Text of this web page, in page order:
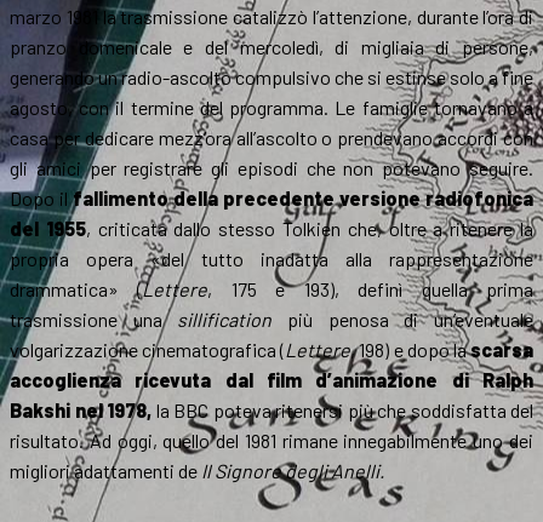
marzo 1981 la trasmissione catalizzò l’attenzione, durante l’ora di
pranzo domenicale e del mercoledì, di migliaia di persone,
generando un radio-ascolto compulsivo che si estinse solo a fine
agosto, con il termine del programma. Le famiglie tornavano a
casa per dedicare mezz’ora all’ascolto o prendevano accordi con
gli amici per registrare gli episodi che non potevano seguire.
Dopo ilfallimento della precedente versione radiofonica
del 1955, criticata dallo stesso Tolkien che, oltre a ritenere la
propria opera «del tutto inadatta alla rappresentazione
drammatica» (Lettere, 175 e 193), definì quella prima
trasmissione una sillification più penosa di un’eventuale
volgarizzazione cinematografica (Lettere, 198) e dopo lascarsa
accoglienza ricevuta dal film d’animazione di Ralph
Bakshi nel 1978, la BBC poteva ritenersi più che soddisfatta del
risultato. Ad oggi, quello del 1981 rimane innegabilmente uno dei
migliori adattamenti de Il Signore degli Anelli.